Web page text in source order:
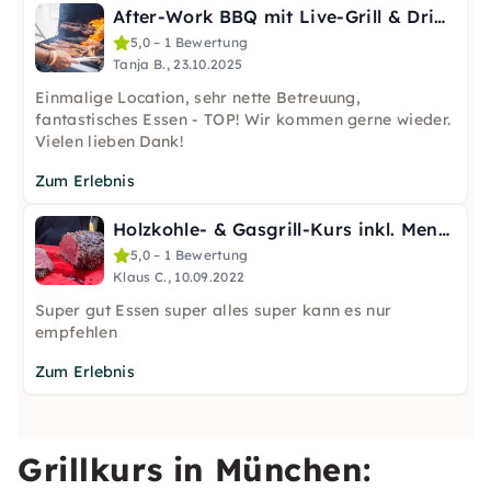
After-Work BBQ mit Live-Grill & Drink-Flatrate in München
5,0 – 1 Bewertung
Tanja B., 23.10.2025
Einmalige Location, sehr nette Betreuung,
fantastisches Essen - TOP! Wir kommen gerne wieder.
Vielen lieben Dank!
Zum Erlebnis
Holzkohle- & Gasgrill-Kurs inkl. Menü in München
5,0 – 1 Bewertung
Klaus C., 10.09.2022
Super gut Essen super alles super kann es nur
empfehlen
Zum Erlebnis
Grillkurs in München: